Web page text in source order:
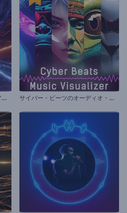
銀
河旅行ミュージック・ビジュアライザー サ
イバー・ビーツのオーディオ・ビジュアライザー